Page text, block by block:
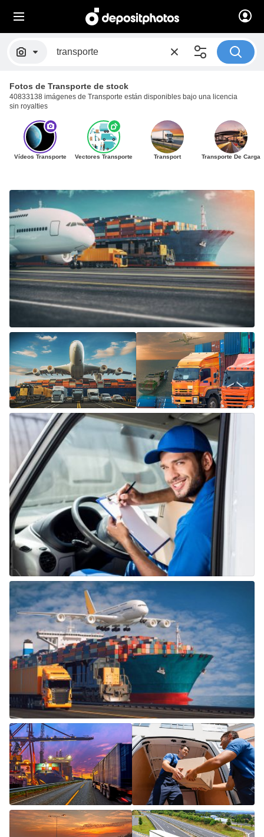
Fotos de Transporte de stock
40833138 imágenes de Transporte están disponibles bajo una licencia
sin royalties
Vídeos Transporte Vectores Transporte Transport Transporte De Carga